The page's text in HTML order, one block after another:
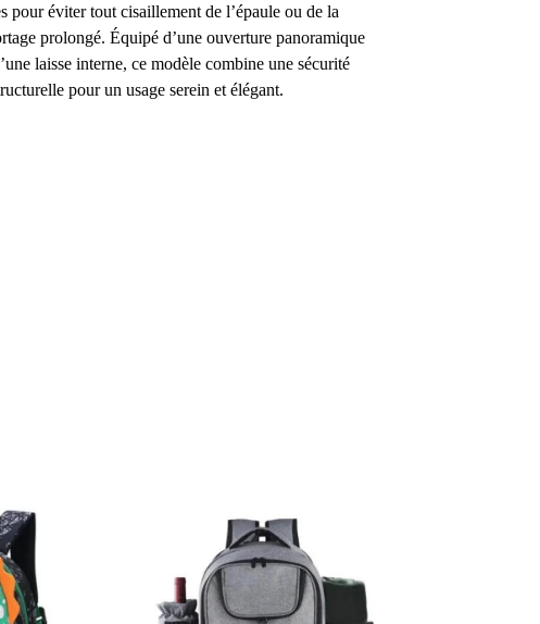
pour éviter tout cisaillement de l’épaule ou de la
prolongé. Équipé d’une ouverture panoramique
laisse interne, ce modèle combine une sécurité
pour un usage serein et élégant.